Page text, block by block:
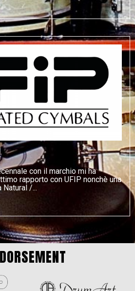
con il marchio mi ha
rapporto con UFIP nonchè una
Natural /